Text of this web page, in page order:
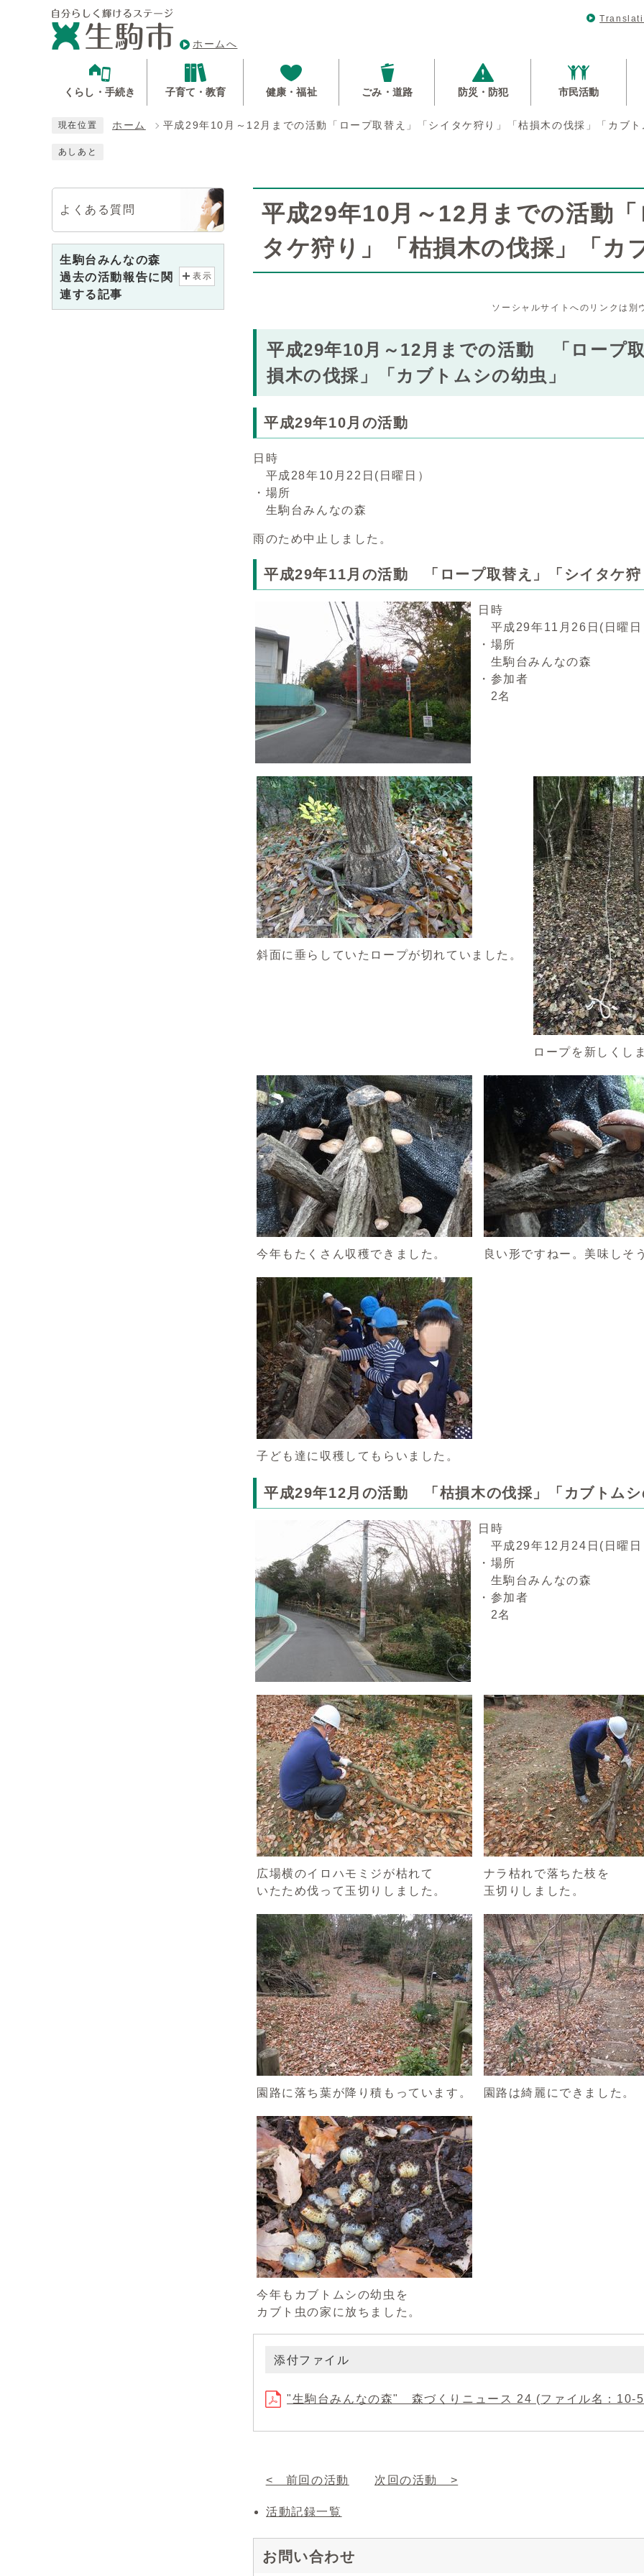
ホームへ
くらし・手続き 子育て・教育 健康・福祉 ごみ・道路 防災・防犯 市民活動
現在位置 ホーム 平成29年10月～12月までの活動「ロープ取替え」「シイタケ狩り」「枯損木の伐採」「カブト
あしあと
平成29年10月～12月までの活動
タケ狩り」「枯損木の伐採」「カ
ソーシャルサイトへのリンクは別
平成29年10月～12月までの活動 「ロープ
損木の伐採」「カブトムシの幼虫」
平成29年10月の活動
日時
平成28年10月22日(日曜日）
・場所
生駒台みんなの森
雨のため中止しました。
平成29年11月の活動 「ロープ取替え」「シイタケ狩
日時
平成29年11月26日(日曜日
・場所
生駒台みんなの森
・参加者
2名
斜面に垂らしていたロープが切れていました。
ロープを新しくし
今年もたくさん収穫できました。 良い形ですねー。美味しそ
子ども達に収穫してもらいました。
平成29年12月の活動 「枯損木の伐採」「カブトムシ
日時
平成29年12月24日(日曜日
・場所
生駒台みんなの森
・参加者
2名
広場横のイロハモミジが枯れて
いたため伐って玉切りしました。
ナラ枯れで落ちた枝を
玉切りしました。
園路に落ち葉が降り積もっています。 園路は綺麗にできました。
今年もカブトムシの幼虫を
カブト虫の家に放ちました。
添付ファイル
"生駒台みんなの森" 森づくりニュース 24 (ファイル名：10-
< 前回の活動 次回の活動 >
活動記録一覧
お問い合わせ
よくある質問
生駒台みんなの森
過去の活動報告に関
連する記事
表示